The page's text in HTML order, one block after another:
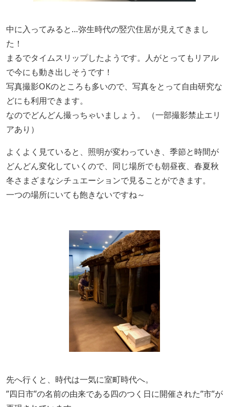
中に入ってみると…弥生時代の竪穴住居が見えてきまし
た！
まるでタイムスリップしたようです。人がとってもリアル
で今にも動き出しそうです！
写真撮影OKのところも多いので、写真をとって自由研究な
どにも利用できます。
なのでどんどん撮っちゃいましょう。 （一部撮影禁止エリ
アあり）
よくよく見ていると、照明が変わっていき、季節と時間が
どんどん変化していくので、同じ場所でも朝昼夜、春夏秋
冬さまざまなシチュエーションで見ることができます。
一つの場所にいても飽きないですね～
先へ行くと、時代は一気に室町時代へ。
”四日市”の名前の由来である四のつく日に開催された”市”が